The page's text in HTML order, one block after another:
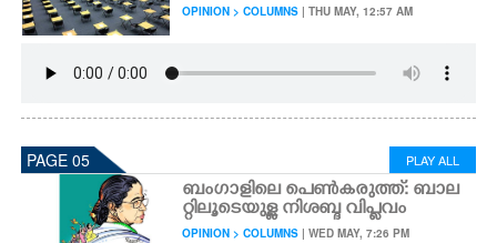
OPINION > COLUMNS | THU MAY, 12:57 AM
PAGE 05 PLAY ALL
ബംഗാളിലെ പെൺകരുത്ത്: ബാല
റ്റിലൂടെയുള്ള നിശബ്ദ വിപ്ലവം
OPINION > COLUMNS | WED MAY, 7:26 PM